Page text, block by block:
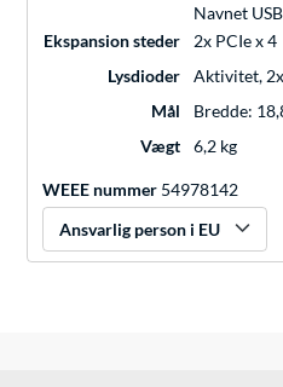
Navnet
Ekspansion steder
2x PCIe x 4
Lysdioder
Aktivitet,
Mål
Bredde:
Vægt
6,2 kg
WEEE nummer 54978142
Ansvarlig person i EU